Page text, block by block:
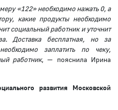
«122» необходимо нажать 0, а
какие продукты необходимо
социальный работник и уточнит
Доставка бесплатная, но за
заплатить по чеку,
работник, — пояснила Ирина
развития Московской